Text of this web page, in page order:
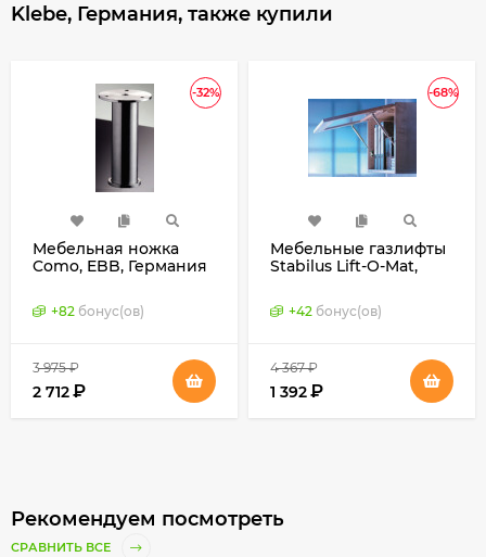
Klebe, Германия, также купили
-32%
Мебельная ножка
Como, EBB, Германия
+82 бонус(ов)
3 975 ₽
2 712₽
-68%
Мебельные газлифты
Stabilus Lift-O-Mat,
+42 бонус(ов)
4 367 ₽
1 392₽
Рекомендуем посмотреть
СРАВНИТЬ ВСЕ